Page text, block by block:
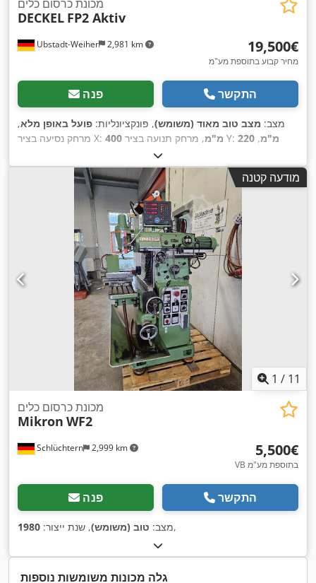
Ubstadt-Weiher 2,981 km
מכונת כרסום כלים
DECKEL FP2 Aktiv
‏19,500 ‏€
מחיר קבוע בתוספת מע"מ
פנה התקשר
מצב: מצב טוב מאוד (משומש), פונקציונליות: פועל באופן מלא,
מרחק נסיעה בציר X:
400 מ"מ , מרחק תנועה בציר Y: 220 מ"מ,
, מהירות ציר (מקסימלית):
סל"ד, מהירות ציר (בדקה):25 סל"ד ,
מודעה קטנה
1 / 11
Schlüchtern 2,999 km
מכונת כרסום כלים
Mikron WF2
‏5,500 ‏€
VB בתוספת מע"מ
פנה התקשר
מצב: טוב (משומש), שנת ייצור: 1980 ,
גלה מכונות משומשות נוספות